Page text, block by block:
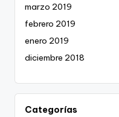
marzo 2019
febrero 2019
enero 2019
diciembre 2018
Categorías